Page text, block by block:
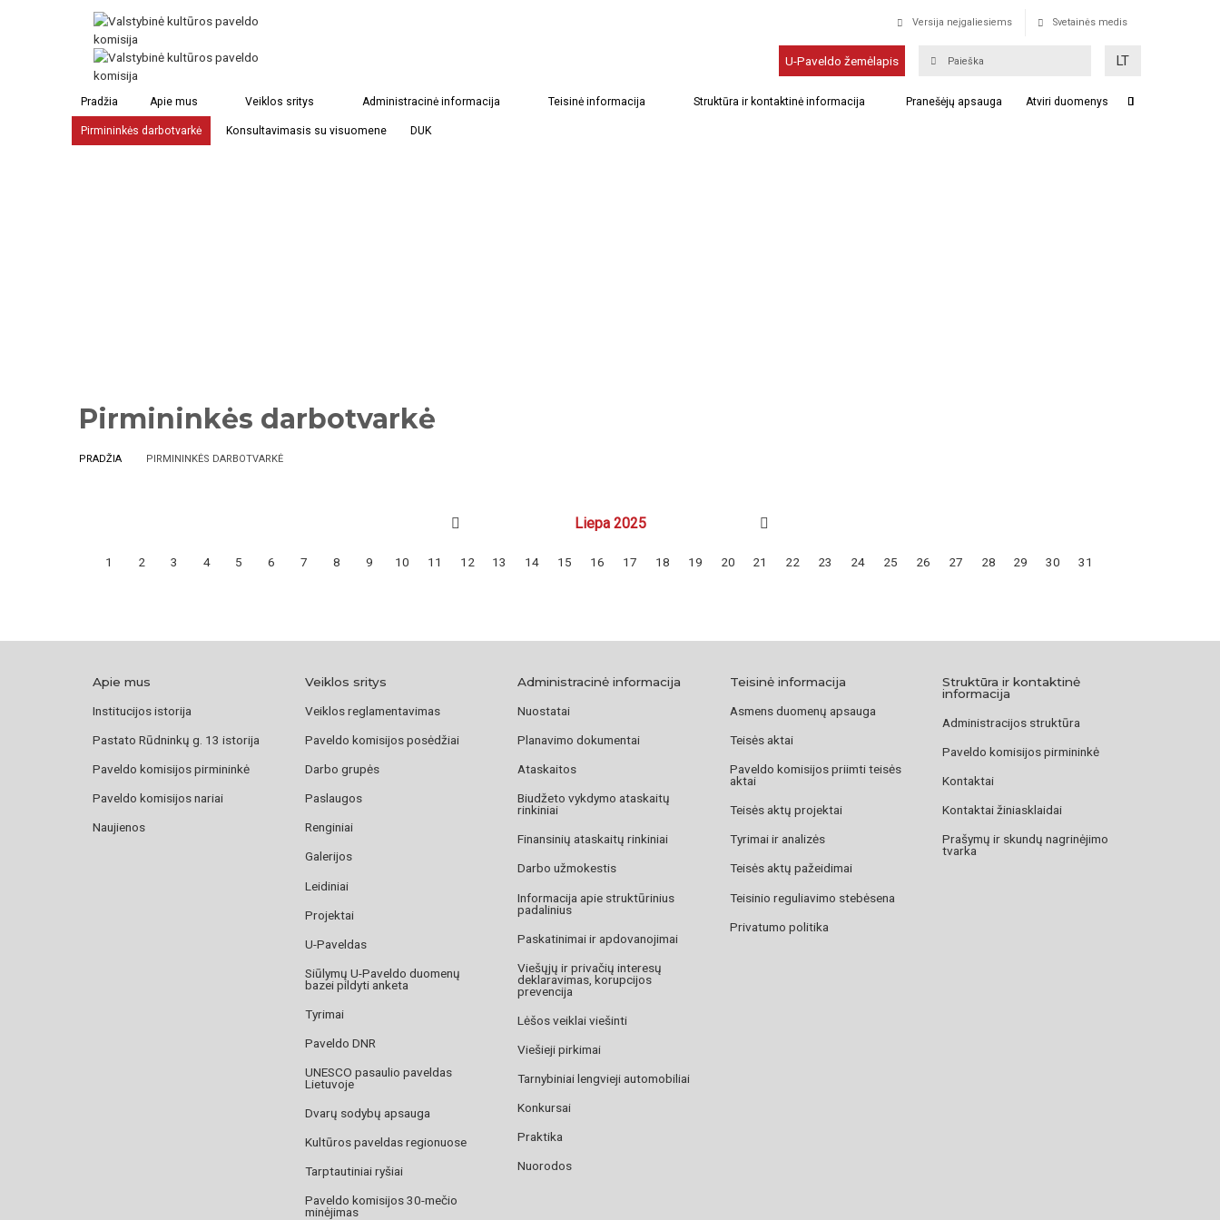
Versija neįgaliesiems Svetainės medis
U-Paveldo žemėlapis LT
Pradžia Apie mus Veiklos sritys Administracinė informacija Teisinė informacija Struktūra ir kontaktinė informacija Pranešėjų apsauga Atviri duomenys
Pirmininkės darbotvarkė Konsultavimasis su visuomene DUK
Pirmininkės darbotvarkė
PRADŽIA PIRMININKĖS DARBOTVARKĖ
Liepa 2025
1 2 3 4 5 6 7 8 9 10 11 12 13 14 15 16 17 18 19 20 21 22 23 24 25 26 27 28 29 30 31
Apie mus
Institucijos istorija
Pastato Rūdninkų g. 13 istorija
Paveldo komisijos pirmininkė
Paveldo komisijos nariai
Naujienos
Veiklos sritys
Veiklos reglamentavimas
Paveldo komisijos posėdžiai
Darbo grupės
Paslaugos
Renginiai
Galerijos
Leidiniai
Projektai
U-Paveldas
Siūlymų U-Paveldo duomenų
bazei pildyti anketa
Tyrimai
Paveldo DNR
UNESCO pasaulio paveldas
Lietuvoje
Dvarų sodybų apsauga
Kultūros paveldas regionuose
Tarptautiniai ryšiai
Paveldo komisijos 30-mečio
minėjimas
Administracinė informacija
Nuostatai
Planavimo dokumentai
Ataskaitos
Biudžeto vykdymo ataskaitų
rinkiniai
Finansinių ataskaitų rinkiniai
Darbo užmokestis
Informacija apie struktūrinius
padalinius
Paskatinimai ir apdovanojimai
Viešųjų ir privačių interesų
deklaravimas, korupcijos
prevencija
Lėšos veiklai viešinti
Viešieji pirkimai
Tarnybiniai lengvieji automobiliai
Konkursai
Praktika
Nuorodos
Teisinė informacija
Asmens duomenų apsauga
Teisės aktai
Paveldo komisijos priimti teisės
aktai
Teisės aktų projektai
Tyrimai ir analizės
Teisės aktų pažeidimai
Teisinio reguliavimo stebėsena
Privatumo politika
Struktūra ir kontaktinė
informacija
Administracijos struktūra
Paveldo komisijos pirmininkė
Kontaktai
Kontaktai žiniasklaidai
Prašymų ir skundų nagrinėjimo
tvarka